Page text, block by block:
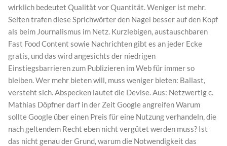
wirklich bedeutet Qualität vor Quantität. Weniger ist mehr.
Selten trafen diese Sprichwörter den Nagel besser auf den Kopf
als beim Journalismus im Netz. Kurzlebigen, austauschbaren
Fast Food Content sowie Nachrichten gibt es an jeder Ecke
gratis, und das wird angesichts der niedrigen
Einstiegsbarrieren zum Publizieren im Web für immer so
bleiben. Wer mehr bieten will, muss weniger bieten: Ballast,
versteht sich. Abspecken lautet die Devise. Aus: Netzwertig c.
Mathias Döpfner darf in der Zeit Google angreifen Warum
sollte Google über einen Preis für eine Nutzung verhandeln, die
nach geltendem Recht eben nicht vergütet werden muss? Ist
das nicht genau der Grund, warum die Notwendigkeit das